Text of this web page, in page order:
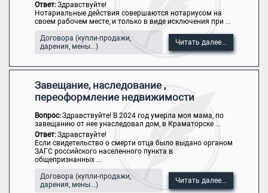
Ответ:Здравствуйте!
Нотариальные действия совершаются нотариусом на
своем рабочем месте, и только в виде исключения при ...
Договора (купли-продажи,
дарения, мены...)
Читать далее...
Завещание, наследование ,
переоформление недвижимости
Вопрос:Здравствуйте! В 2024 год умерла моя мама, по
завещанию от нее унаследовал дом, в Краматорске ...
Ответ:Здравствуйте!
Если свидетельство о смерти отца было выдано органом
ЗАГС российского населенного пункта в
общепризнанных ...
Договора (купли-продажи,
дарения, мены...)
Читать далее...